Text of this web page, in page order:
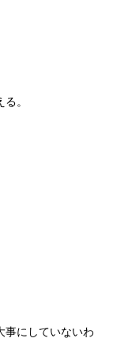
。
事にしていないわ